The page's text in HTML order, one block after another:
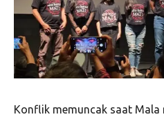
Konflik memuncak saat Mala